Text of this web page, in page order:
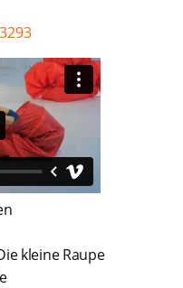
kleine Raupe